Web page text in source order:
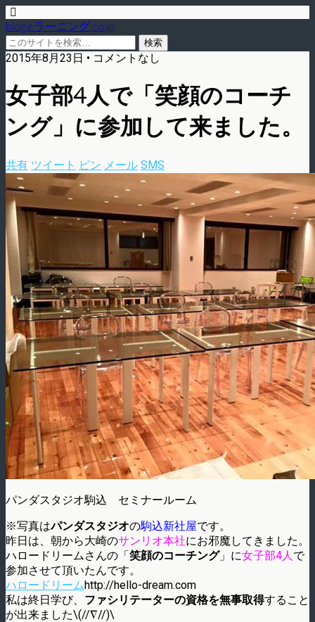
blog.eラーニング.co.jp
2015年8月23日 • コメントなし
女子部4人で「笑顔のコーチ
ング」に参加して来ました。
共有 ツイート ピン メール SMS
パンダスタジオ駒込 セミナールーム
※写真はパンダスタジオの駒込新社屋です。
昨日は、朝から大崎のサンリオ本社にお邪魔してきました。
ハロードリームさんの「笑顔のコーチング」に女子部4人で
参加させて頂いたんです。
ハロードリームhttp://hello-dream.com
私は終日学び、 ファシリテーターの資格を無事取得すること
が出来ました\(//∇//)\